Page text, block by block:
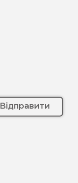
Відправити